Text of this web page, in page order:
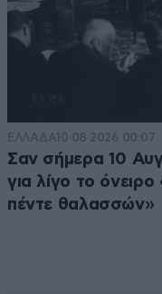
ΕΛΛΑΔΑ10·08·2026 00:07
Σαν σήμερα 10
για λίγο το
πέντε θαλασσών»